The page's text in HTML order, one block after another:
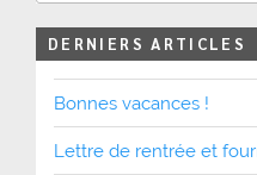
DERNIERS ARTICLES
Bonnes vacances !
Lettre de rentrée et